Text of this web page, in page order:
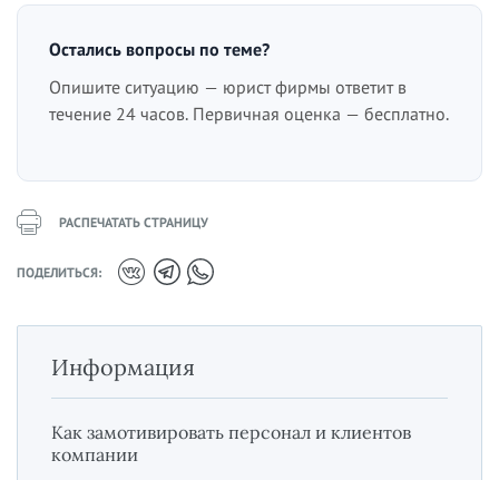
Остались вопросы по теме?
Опишите ситуацию — юрист фирмы ответит в
течение 24 часов. Первичная оценка — бесплатно.
РАСПЕЧАТАТЬ СТРАНИЦУ
ПОДЕЛИТЬСЯ:
Информация
Как замотивировать персонал и клиентов
компании